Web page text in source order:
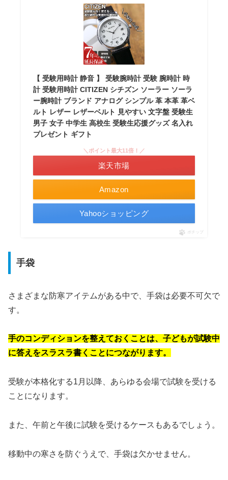
【 受験用時計 静音 】 受験腕時計 受験 腕時計 時
計 受験用時計 CITIZEN シチズン ソーラー ソーラ
ー腕時計 ブランド アナログ シンプル 革 本革 革ベ
ルト レザー レザーベルト 見やすい 文字盤 受験生
男子 女子 中学生 高校生 受験生応援グッズ 名入れ
プレゼント ギフト
Amazon
＼ポイント最大11倍！／
楽天市場
Yahooショッピング
ポチップ
手袋
さまざまな防寒アイテムがある中で、手袋は必要不可欠で
す。
手のコンディションを整えておくことは、子どもが試験中
に答えをスラスラ書くことにつながります。
受験が本格化する1月以降、あらゆる会場で試験を受ける
ことになります。
また、午前と午後に試験を受けるケースもあるでしょう。
移動中の寒さを防ぐうえで、手袋は欠かせません。